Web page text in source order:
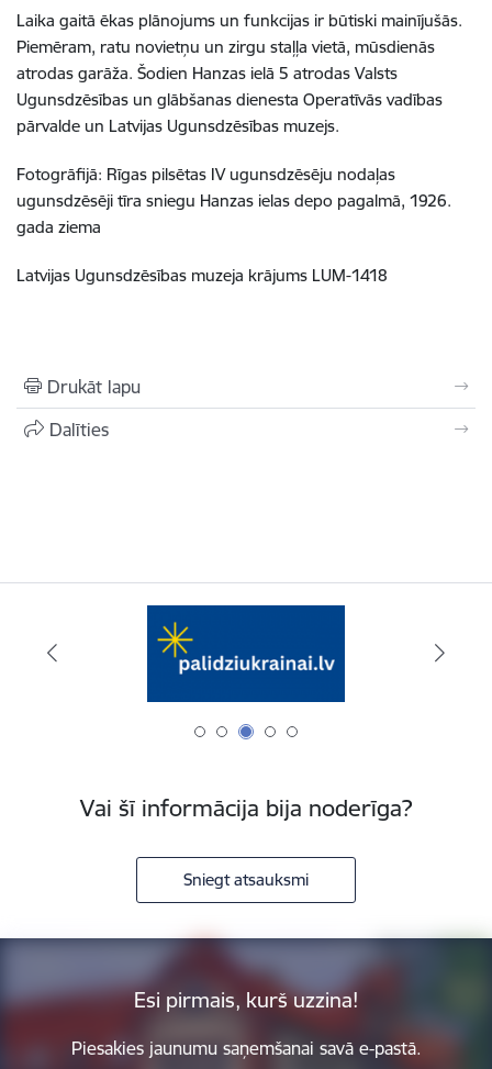
Laika gaitā ēkas plānojums un funkcijas ir būtiski mainījušās.
Piemēram, ratu novietņu un zirgu staļļa vietā, mūsdienās
atrodas garāža. Šodien Hanzas ielā 5 atrodas Valsts
Ugunsdzēsības un glābšanas dienesta Operatīvās vadības
pārvalde un Latvijas Ugunsdzēsības muzejs.
Fotogrāfijā: Rīgas pilsētas IV ugunsdzēsēju nodaļas
ugunsdzēsēji tīra sniegu Hanzas ielas depo pagalmā, 1926.
gada ziema
Latvijas Ugunsdzēsības muzeja krājums LUM-1418
Drukāt lapu
Dalīties
Vai šī informācija bija noderīga?
Sniegt atsauksmi
Esi pirmais, kurš uzzina!
Piesakies jaunumu saņemšanai savā e-pastā.